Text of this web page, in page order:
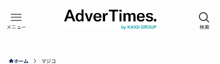
ホーム マジコ